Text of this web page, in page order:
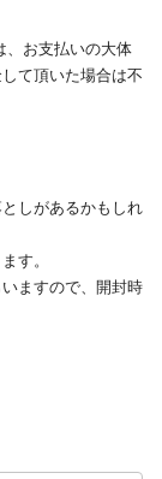
、お支払いの大体
て頂いた場合は不
しがあるかもしれ
す。
ますので、開封時